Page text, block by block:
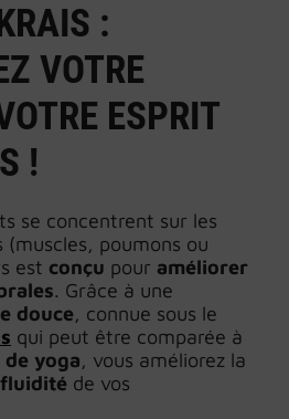
:
VOTRE
ESPRIT
!
se concentrent sur les
(muscles, poumons ou
est conçu pour améliorer
. Grâce à une
douce, connue sous le
qui peut être comparée à
yoga, vous améliorez la
fluidité de vos